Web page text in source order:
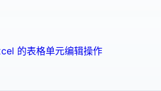
的表格单元编辑操作